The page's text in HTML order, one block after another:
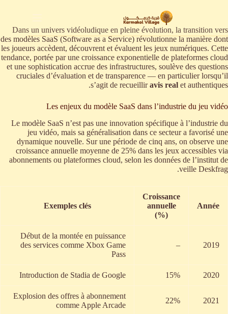
Dans un univers vidéoludique en pleine évolution, la transition vers
des modèles SaaS (Software as a Service) révolutionne la manière dont
les joueurs accèdent, découvrent et évaluent les jeux numériques. Cette
tendance, portée par une croissance exponentielle de plateformes cloud
et une sophistication accrue des infrastructures, soulève des questions
cruciales d’évaluation et de transparence — en particulier lorsqu’il
s’agit de recueilliravis real et authentiques.
Les enjeux du modèle SaaS dans l’industrie du jeu vidéo
Le modèle SaaS n’est pas une innovation spécifique à l’industrie du
jeu vidéo, mais sa généralisation dans ce secteur a favorisé une
dynamique nouvelle. Sur une période de cinq ans, on observe une
croissance annuelle moyenne de 25% dans les jeux accessibles via
abonnements ou plateformes cloud, selon les données de l’institut de
veille Deskfrag.
Année
Croissance
annuelle
(%)
Exemples clés
2019
–
Début de la montée en puissance
des services comme Xbox Game
Pass
2020
15%
Introduction de Stadia de Google
2021
22%
Explosion des offres à abonnement
comme Apple Arcade